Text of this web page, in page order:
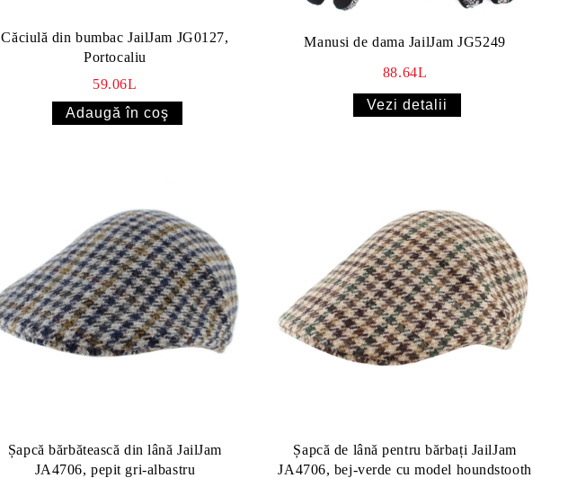
Căciulă din bumbac JailJam JG0127,
Portocaliu
59.06L
Manusi de dama JailJam JG5249
88.64L
Vezi detalii
Șapcă bărbătească din lână JailJam
JA4706, pepit gri-albastru
Șapcă de lână pentru bărbați JailJam
JA4706, bej-verde cu model houndstooth